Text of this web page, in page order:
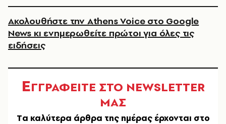
Ακολουθήστε την Athens Voice στο Google
News κι ενημερωθείτε πρώτοι για όλες τις
ειδήσεις
ΕΓΓΡΑΦΕΙΤΕ ΣΤΟ NEWSLETTER
ΜΑΣ
Tα καλύτερα άρθρα της ημέρας έρχονται στο